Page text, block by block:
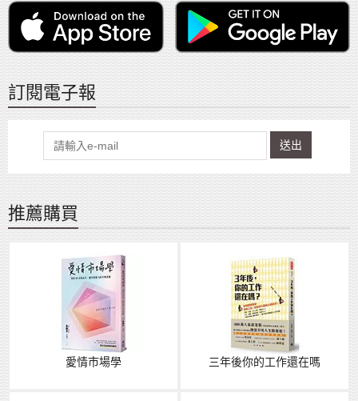
訂閱電子報
送出
推薦購買
愛情市場學 三年後你的工作還在嗎